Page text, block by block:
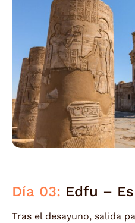
Día 03: Edfu –
Tras el desayuno, salida